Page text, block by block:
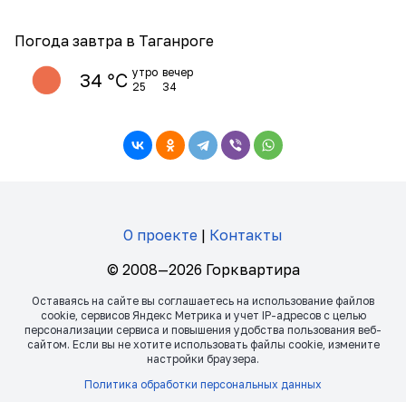
Погода завтра в Таганроге
34 ℃ утро
25
вечер
34
О проекте | Контакты
© 2008—2026 Горквартира
Оставаясь на сайте вы соглашаетесь на использование файлов
сookie, сервисов Яндекс Метрика и учет IP-адресов с целью
персонализации сервиса и повышения удобства пользования веб-
сайтом. Если вы не хотите использовать файлы сookie, измените
настройки браузера.
Политика обработки персональных данных